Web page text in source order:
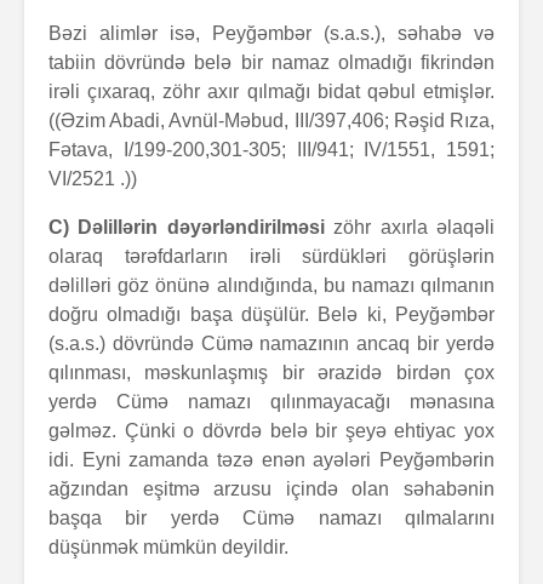
Bəzi alimlər isə, Peyğəmbər (s.a.s.), səhabə və
tabiin dövründə belə bir namaz olmadığı fikrindən
irəli çıxaraq, zöhr axır qılmağı bidat qəbul etmişlər.
((Əzim Abadi, Avnül-Məbud, III/397,406; Rəşid Rıza,
Fətava, I/199-200,301-305; III/941; IV/1551, 1591;
VI/2521 .))
C) Dəlillərin dəyərləndirilməsi zöhr axırla əlaqəli
olaraq tərəfdarların irəli sürdükləri görüşlərin
dəlilləri göz önünə alındığında, bu namazı qılmanın
doğru olmadığı başa düşülür. Belə ki, Peyğəmbər
(s.a.s.) dövründə Cümə namazının ancaq bir yerdə
qılınması, məskunlaşmış bir ərazidə birdən çox
yerdə Cümə namazı qılınmayacağı mənasına
gəlməz. Çünki o dövrdə belə bir şeyə ehtiyac yox
idi. Eyni zamanda təzə enən ayələri Peyğəmbərin
ağzından eşitmə arzusu içində olan səhabənin
başqa bir yerdə Cümə namazı qılmalarını
düşünmək mümkün deyildir.